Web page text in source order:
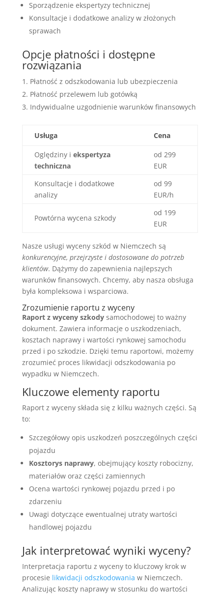
Sporządzenie ekspertyzy technicznej
Konsultacje i dodatkowe analizy w złożonych
sprawach
Opcje płatności i dostępne
rozwiązania
Płatność z odszkodowania lub ubezpieczenia
Płatność przelewem lub gotówką
Indywidualne uzgodnienie warunków finansowych
Usługa Cena
Oględziny i ekspertyza
techniczna
od 299
EUR
Konsultacje i dodatkowe
analizy
od 99
EUR/h
Powtórna wycena szkody
od 199
EUR
Nasze usługi wyceny szkód w Niemczech są
konkurencyjne, przejrzyste i dostosowane do potrzeb
klientów. Dążymy do zapewnienia najlepszych
warunków finansowych. Chcemy, aby nasza obsługa
była kompleksowa i wsparciowa.
Zrozumienie raportu z wyceny
Raport z wyceny szkodysamochodowej to ważny
dokument. Zawiera informacje o uszkodzeniach,
kosztach naprawy i wartości rynkowej samochodu
przed i po szkodzie. Dzięki temu raportowi, możemy
zrozumieć proces likwidacji odszkodowania po
wypadku w Niemczech.
Kluczowe elementy raportu
Raport z wyceny składa się z kilku ważnych części. Są
to:
Szczegółowy opis uszkodzeń poszczególnych części
pojazdu
Kosztorys naprawy, obejmujący koszty robocizny,
materiałów oraz części zamiennych
Ocena wartości rynkowej pojazdu przed i po
zdarzeniu
Uwagi dotyczące ewentualnej utraty wartości
handlowej pojazdu
Jak interpretować wyniki wyceny?
Interpretacja raportu z wyceny to kluczowy krok w
procesie likwidacji odszkodowania w Niemczech.
Analizując koszty naprawy w stosunku do wartości